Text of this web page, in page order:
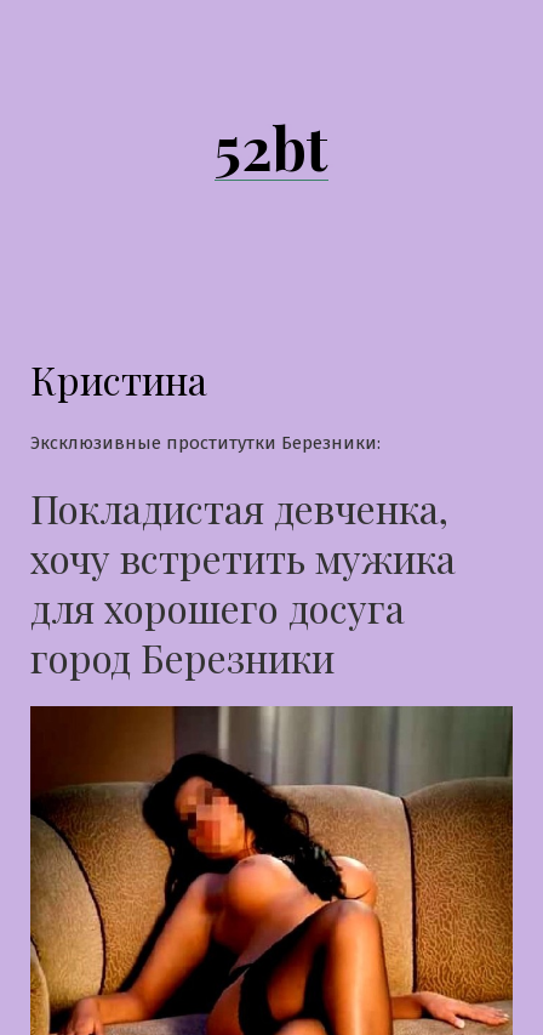
52bt
Кристина
Эксклюзивные проститутки Березники:
Покладистая девченка,
хочу встретить мужика
для хорошего досуга
город Березники